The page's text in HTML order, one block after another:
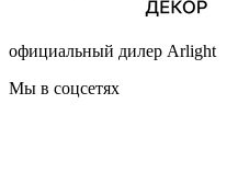
официальный дилер Arlight
Мы в соцсетях